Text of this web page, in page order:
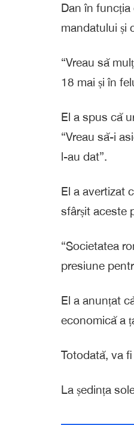
Dan în funcția
mandatului și
“Vreau să
18 mai și în
El a spus că
“Vreau să-i
l-au dat”.
El a avertizat
sfârșit aceste
“Societatea
presiune
El a anunțat
economică a
Totodată, va
La ședința